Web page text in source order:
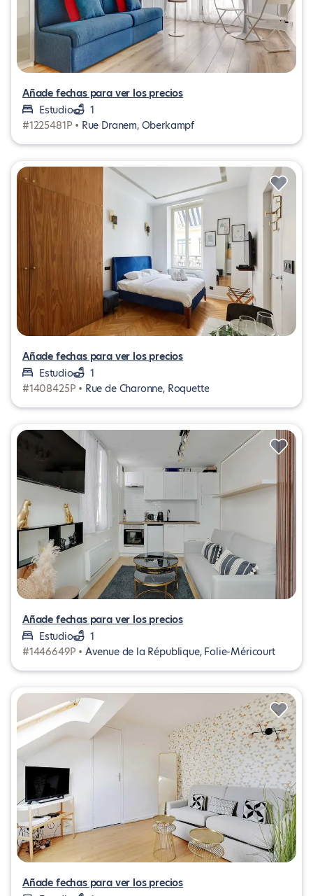
Añade fechas para ver los precios
Estudio
1
#1225481P • Rue Dranem, Oberkampf
Añade fechas para ver los precios
Estudio
1
#1408425P • Rue de Charonne, Roquette
Añade fechas para ver los precios
Estudio
1
#1446649P • Avenue de la République, Folie-Méricourt
Añade fechas para ver los precios